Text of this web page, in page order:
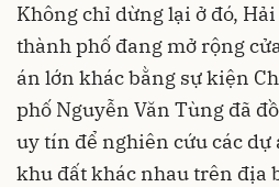
Không chỉ dừng lại ở đó,
thành phố đang mở rộng
án lớn khác bằng sự kiện
phố Nguyễn Văn Tùng đã
uy tín để nghiên cứu các
khu đất khác nhau trên địa